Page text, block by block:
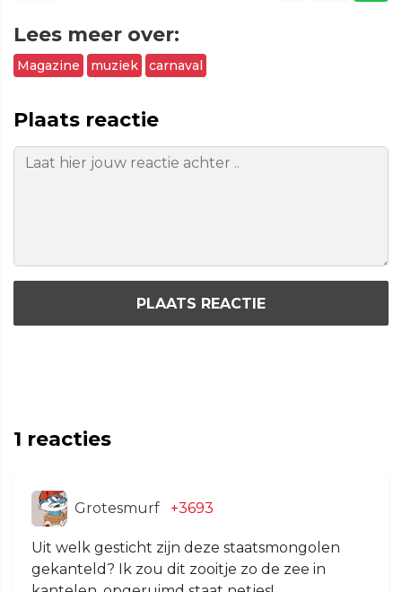
Lees meer over:
Magazine muziek carnaval
Plaats reactie
PLAATS REACTIE
1 reacties
Grotesmurf +3693
Uit welk gesticht zijn deze staatsmongolen
gekanteld? Ik zou dit zooitje zo de zee in